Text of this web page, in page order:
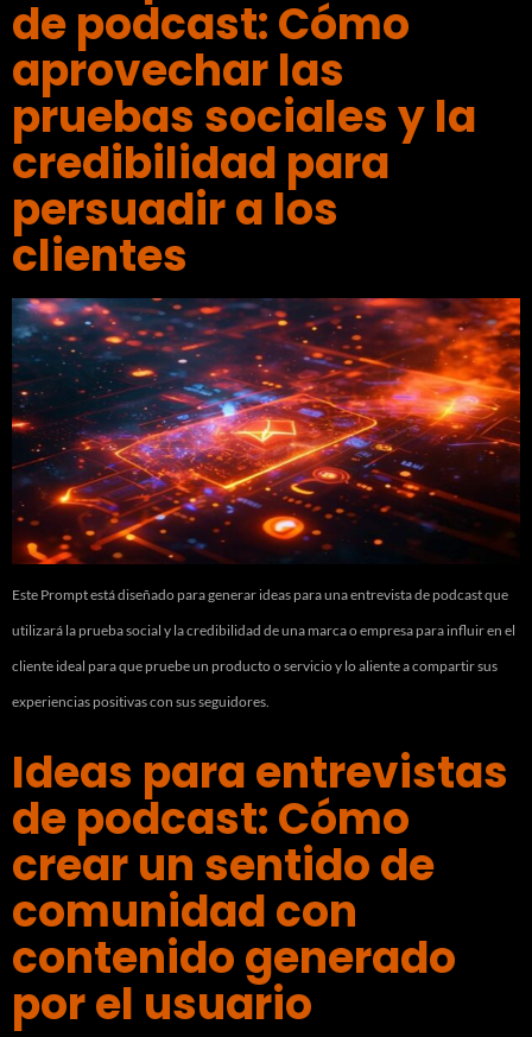
de podcast: Cómo
aprovechar las
pruebas sociales y la
credibilidad para
persuadir a los
clientes
Este Prompt está diseñado para generar ideas para una entrevista de podcast que
utilizará la prueba social y la credibilidad de una marca o empresa para influir en el
cliente ideal para que pruebe un producto o servicio y lo aliente a compartir sus
experiencias positivas con sus seguidores.
Ideas para entrevistas
de podcast: Cómo
crear un sentido de
comunidad con
contenido generado
por el usuario